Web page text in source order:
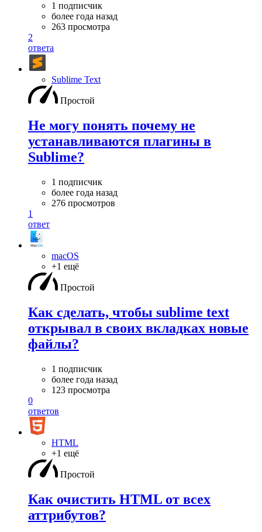
1 подписчик
более года назад
263 просмотра
2
ответа
Sublime Text
Простой
Не могу понять почему не
устанавливаются плагины в
Sublime?
1 подписчик
более года назад
276 просмотров
1
ответ
macOS
+1 ещё
Простой
Как сделать, чтобы sublime text
открывал в своих вкладках новые
файлы?
1 подписчик
более года назад
123 просмотра
0
ответов
HTML
+1 ещё
Простой
Как очистить HTML от всех
аттрибутов?